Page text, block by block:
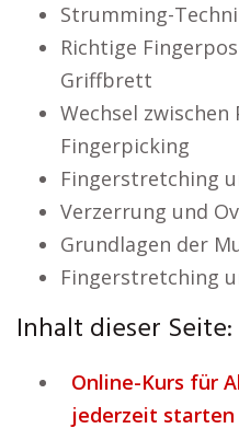
Strumming-
Richtige
Griffbrett
Wechsel
Fingerpicking
Fingerstretching
Verzerrung und
Grundlagen der
Fingerstretching
Inhalt dieser Seite:
Online-Kurs für
jederzeit starten